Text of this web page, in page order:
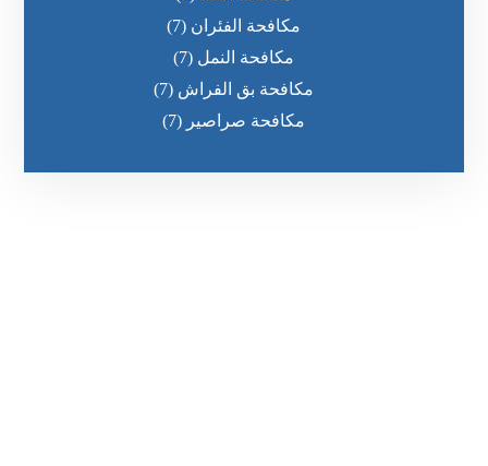
مكافحة الفئران (7)
مكافحة النمل (7)
مكافحة بق الفراش (7)
مكافحة صراصير (7)